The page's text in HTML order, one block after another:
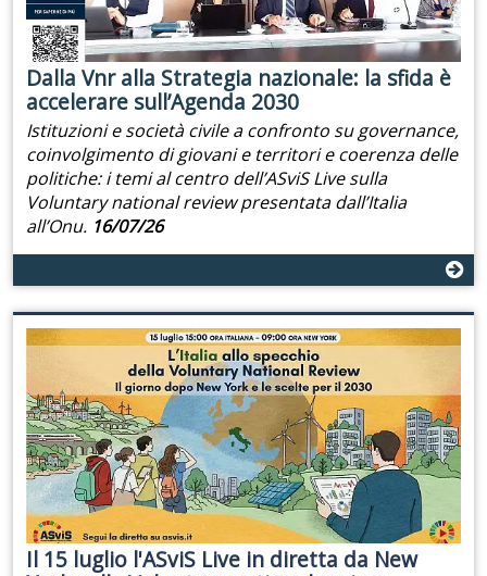
Dalla Vnr alla Strategia nazionale: la sfida è
accelerare sull’Agenda 2030
Istituzioni e società civile a confronto su governance,
coinvolgimento di giovani e territori e coerenza delle
politiche: i temi al centro dell’ASviS Live sulla
Voluntary national review presentata dall’Italia
all’Onu. 16/07/26
Il 15 luglio l'ASviS Live in diretta da New